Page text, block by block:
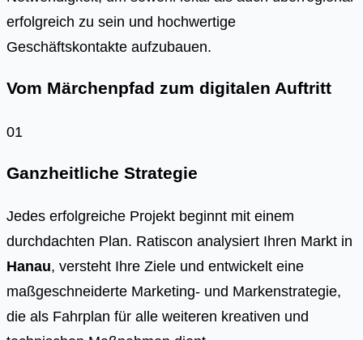
erfolgreich zu sein und hochwertige
Geschäftskontakte aufzubauen.
Vom Märchenpfad zum digitalen Auftritt
01
Ganzheitliche Strategie
Jedes erfolgreiche Projekt beginnt mit einem
durchdachten Plan. Ratiscon analysiert Ihren Markt in
Hanau, versteht Ihre Ziele und entwickelt eine
maßgeschneiderte Marketing- und Markenstrategie,
die als Fahrplan für alle weiteren kreativen und